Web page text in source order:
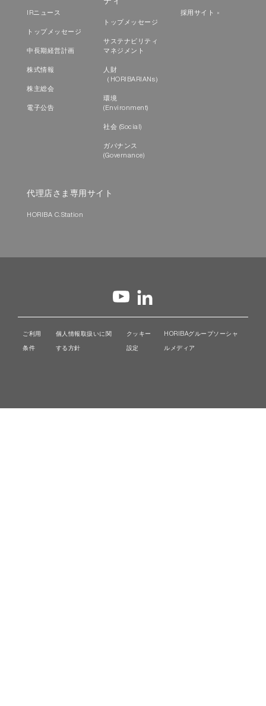
IRニュース
トップメッセージ
中長期経営計画
株式情報
株主総会
電子公告
ティ
トップメッセージ
サステナビリティ
マネジメント
人財
（HORIBARIANs）
環境
(Environment)
社会 (Social)
ガバナンス
(Governance)
採用サイト »
代理店さま専用サイト
HORIBA C.Station
ご利用
条件
個人情報取扱いに関
する方針
クッキー
設定
HORIBAグループソーシャ
ルメディア